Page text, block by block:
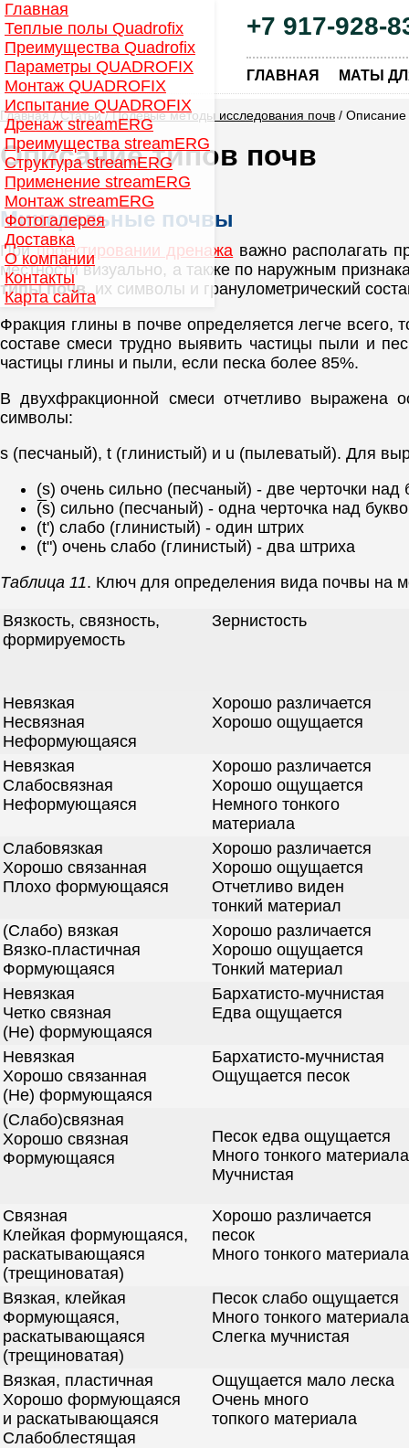
Главная
Теплые полы Quadrofix
Преимущества Quadrofix
Параметры QUADROFIX
Монтаж QUADROFIX
Испытание QUADROFIX
Дренаж streamERG
Преимущества streamERG
Структура streamERG
Применение streamERG
Монтаж streamERG
Фотогалерея
Доставка
О компании
Контакты
Карта сайта
+7 917-928-
ГЛАВНАЯ МАТЫ
Главная/Статьи/Полевые методы исследования почв / Описание
Описание типов почв
Минеральные почвы
Припроектировании дренажа важно располагать
местности визуально, а также по наружным
типы почв, их символы и гранулометрический
Фракция глины в почве определяется легче
составе смеси трудно выявить частицы пыли и
частицы глины и пыли, если песка более 85%.
В двухфракционной смеси отчетливо выражена
символы:
s (песчаный), t (глинистый) и u (пылеватый). Для
(s) очень сильно (песчаный) - две черточки
(̅s) сильно (песчаный) - одна черточка над
(t') слабо (глинистый) - один штрих
(t") очень слабо (глинистый) - два штриха
Таблица 11. Ключ для определения вида почвы на
Вязкость, связность,
формируемость
Зернистость
Невязкая
Несвязная
Неформующаяся
Хорошо различается
Хорошо ощущается
Невязкая
Слабосвязная
Неформующаяся
Хорошо различается
Хорошо ощущается
Немного тонкого
материала
Слабовязкая
Хорошо связанная
Плохо формующаяся
Хорошо различается
Хорошо ощущается
Отчетливо виден
тонкий материал
(Слабо) вязкая
Вязко-пластичная
Формующаяся
Хорошо различается
Хорошо ощущается
Тонкий материал
Невязкая
Четко связная
(Не) формующаяся
Бархатисто-мучнистая
Едва ощущается
Невязкая
Хорошо связанная
(Не) формующаяся
Бархатисто-мучнистая
Ощущается песок
(Слабо)связная
Хорошо связная
Формующаяся
Песок едва ощущается
Много тонкого материала
Мучнистая
Связная
Клейкая формующаяся,
раскатывающаяся
(трещиноватая)
Хорошо различается
песок
Много тонкого материала
Вязкая, клейкая
Формующаяся,
раскатывающаяся
(трещиноватая)
Песок слабо ощущается
Много тонкого материала
Слегка мучнистая
Вязкая, пластичная
Хорошо формующаяся
и раскатывающаяся
Слабоблестящая
Ощущается мало леска
Очень много
топкого материала